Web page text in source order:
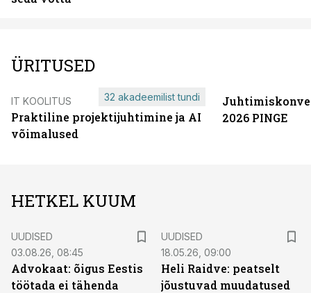
ÜRITUSED
IT KOOLITUS
Praktiline projektijuhtimine ja AI
võimalused
32 akadeemilist tundi
2026 PINGE
HETKEL KUUM
UUDISED
03.08.26, 08:45
Advokaat: õigus Eestis
töötada ei tähenda
UUDISED
18.05.26, 09:00
Heli Raidve: peatselt
jõustuvad muudatused